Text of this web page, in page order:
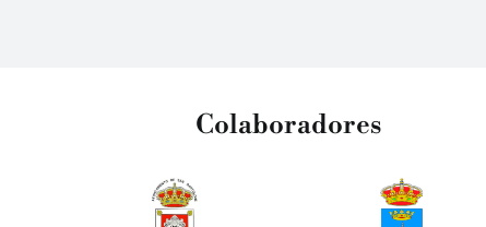
Colaboradores